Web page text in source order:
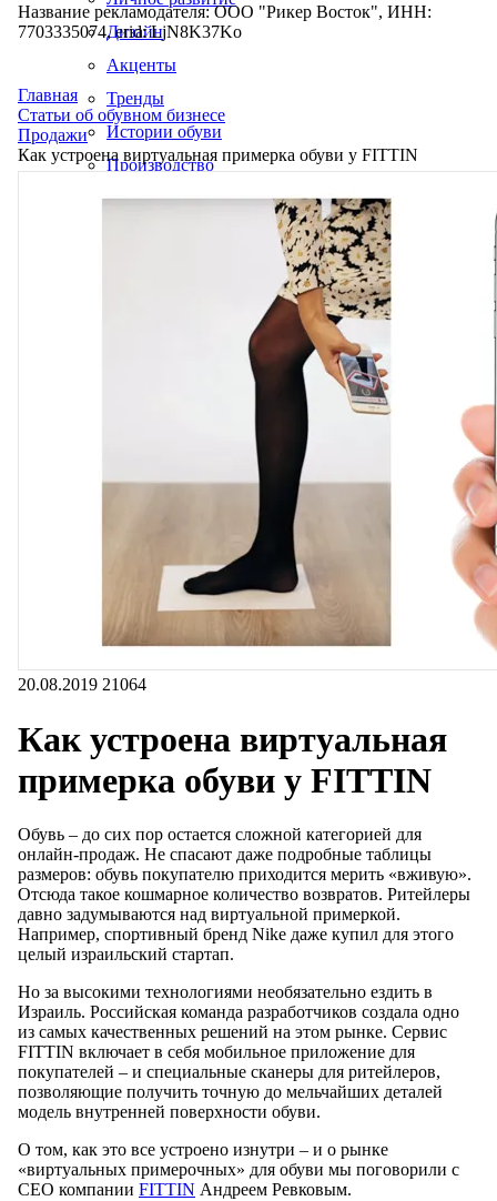
Дизайн
Акценты
Тренды
Истории обуви
Производство
Название рекламодателя: ООО "Рикер Восток", ИНН:
7703335074, erid: LjN8K37Ko
Главная
Статьи об обувном бизнесе
Продажи
Как устроена виртуальная примерка обуви у FITTIN
20.08.2019 21064
Как устроена виртуальная
примерка обуви у FITTIN
Обувь – до сих пор остается сложной категорией для
онлайн-продаж. Не спасают даже подробные таблицы
размеров: обувь покупателю приходится мерить «вживую».
Отсюда такое кошмарное количество возвратов. Ритейлеры
давно задумываются над виртуальной примеркой.
Например, спортивный бренд Nike даже купил для этого
целый израильский стартап.
Но за высокими технологиями необязательно ездить в
Израиль. Российская команда разработчиков создала одно
из самых качественных решений на этом рынке. Сервис
FITTIN включает в себя мобильное приложение для
покупателей – и специальные сканеры для ритейлеров,
позволяющие получить точную до мельчайших деталей
модель внутренней поверхности обуви.
О том, как это все устроено изнутри – и о рынке
«виртуальных примерочных» для обуви мы поговорили с
CEO компании FITTIN Андреем Ревковым.